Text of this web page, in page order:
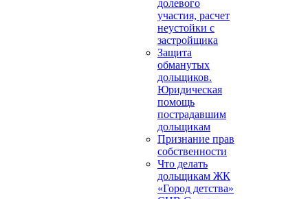
долевого
участия, расчет
неустойки с
застройщика
Защита
обманутых
дольщиков.
Юридическая
помощь
пострадавшим
дольщикам
Признание прав
собственности
Что делать
дольщикам ЖК
«Город детства»